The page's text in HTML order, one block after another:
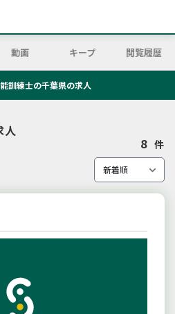
動画 キープ 閲覧履歴
訓練士の千葉県の求人
人
8 件